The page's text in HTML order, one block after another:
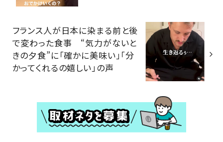
フランス人が日本に染まる前と後
で変わった食事 “気力がないと
きの夕食”に「確かに美味い」「分
かってくれるの嬉しい」の声